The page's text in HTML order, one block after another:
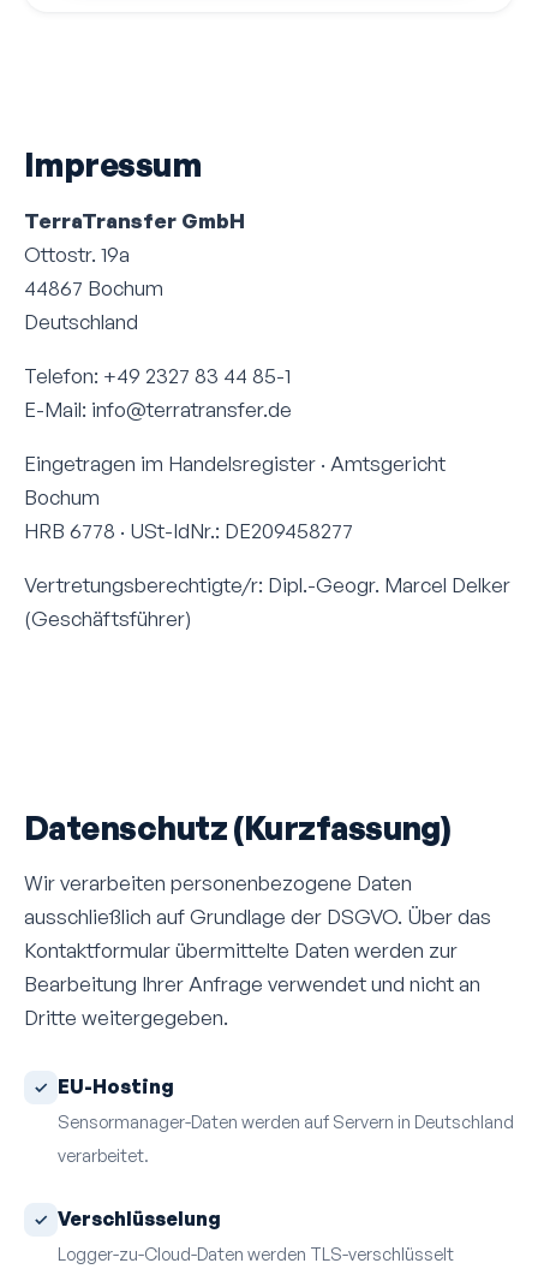
Impressum
TerraTransfer GmbH
Ottostr. 19a
44867 Bochum
Deutschland
Telefon: +49 2327 83 44 85-1
E-Mail: info@terratransfer.de
Eingetragen im Handelsregister · Amtsgericht
Bochum
HRB 6778 · USt-IdNr.: DE209458277
Vertretungsberechtigte/r: Dipl.-Geogr. Marcel Delker
(Geschäftsführer)
Datenschutz (Kurzfassung)
Wir verarbeiten personen­bezogene Daten
ausschließlich auf Grundlage der DSGVO. Über das
Kontakt­formular übermittelte Daten werden zur
Bearbeitung Ihrer Anfrage verwendet und nicht an
Dritte weiter­gegeben.
EU-Hosting
Sensormanager-Daten werden auf Servern in Deutschland
verarbeitet.
Verschlüsselung
Logger-zu-Cloud-Daten werden TLS-verschlüsselt